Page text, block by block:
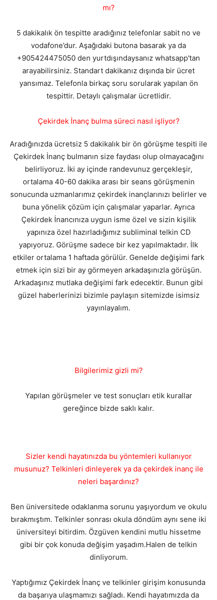
mı?
5 dakikalık ön tespitte aradığınız telefonlar sabit no ve
vodafone’dur. Aşağıdaki butona basarak ya da
+905424475050 den yurtdışındaysanız whatsapp'tan
arayabilirsiniz. Standart dakikanız dışında bir ücret
yansımaz. Telefonla birkaç soru sorularak yapılan ön
tespittir. Detaylı çalışmalar ücretlidir.
Çekirdek İnanç bulma süreci nasıl işliyor?
Aradığınızda ücretsiz 5 dakikalık bir ön görüşme tespiti ile
Çekirdek İnanç bulmanın size faydası olup olmayacağını
belirliyoruz. İki ay içinde randevunuz gerçekleşir,
ortalama 40-60 dakika arası bir seans görüşmenin
sonucunda uzmanlarımız çekirdek inançlarınızı belirler ve
buna yönelik çözüm için çalışmalar yaparlar. Ayrıca
Çekirdek İnancınıza uygun isme özel ve sizin kişilik
yapınıza özel hazırladığımız subliminal telkin CD
yapıyoruz. Görüşme sadece bir kez yapılmaktadır. İlk
etkiler ortalama 1 haftada görülür. Genelde değişimi fark
etmek için sizi bir ay görmeyen arkadaşınızla görüşün.
Arkadaşınız mutlaka değişimi fark edecektir. Bunun gibi
güzel haberlerinizi bizimle paylaşın sitemizde isimsiz
yayınlayalım.
Bilgilerimiz gizli mi?
Yapılan görüşmeler ve test sonuçları etik kurallar
gereğince bizde saklı kalır.
Sizler kendi hayatınızda bu yöntemleri kullanıyor
musunuz? Telkinleri dinleyerek ya da çekirdek inanç ile
neleri başardınız?
Ben üniversitede odaklanma sorunu yaşıyordum ve okulu
bırakmıştım. Telkinler sonrası okula döndüm aynı sene iki
üniversiteyi bitirdim. Özgüven kendini mutlu hissetme
gibi bir çok konuda değişim yaşadım.Halen de telkin
dinliyorum.
Yaptığımız Çekirdek İnanç ve telkinler girişim konusunda
da başarıya ulaşmamızı sağladı. Kendi hayatımızda da